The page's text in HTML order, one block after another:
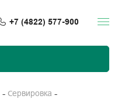
+7 (4822) 577-900
Сервировка